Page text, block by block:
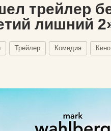
трейлер
лишний
Трейлер Комедия Кино